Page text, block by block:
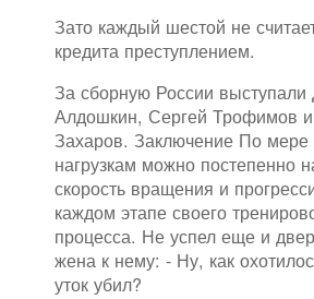
Зато каждый шестой не
кредита преступлением.
За сборную России
Алдошкин, Сергей Трофимов
Захаров. Заключение По мере
нагрузкам можно постепенно
скорость вращения и
каждом этапе своего
процесса. Не успел еще и
жена к нему: - Ну, как
уток убил?